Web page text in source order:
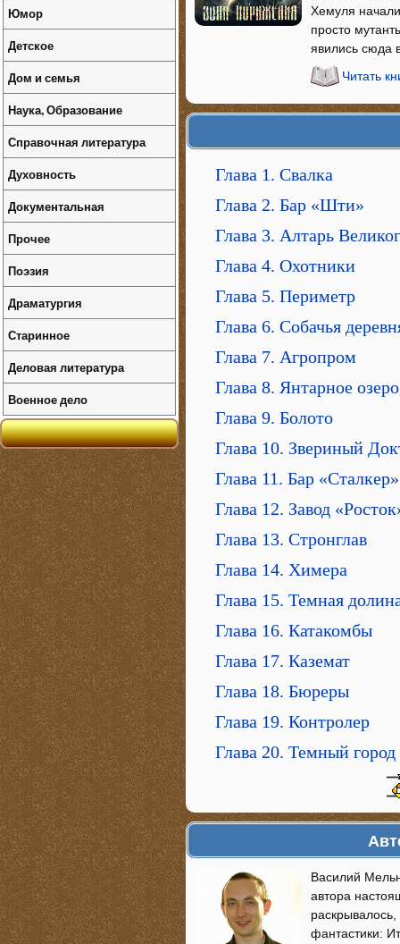
Хемуля
просто
явились сюда
Читать
Глава 1. Свалка
Глава 2. Бар «Шти»
Глава 3. Алтарь
Глава 4. Охотники
Глава 5. Периметр
Глава 6. Собачья
Глава 7. Агропром
Глава 8. Янтарное озеро
Глава 9. Болото
Глава 10. Звериный
Глава 11. Бар «Сталкер»
Глава 12. Завод
Глава 13. Стронглав
Глава 14. Химера
Глава 15. Темная
Глава 16. Катакомбы
Глава 17. Каземат
Глава 18. Бюреры
Глава 19. Контролер
Глава 20. Темный город
Василий
автора
фантастики:
Юмор
Детское
Дом и семья
Наука, Образование
Справочная литература
Духовность
Документальная
Прочее
Поэзия
Драматургия
Старинное
Деловая литература
Военное дело